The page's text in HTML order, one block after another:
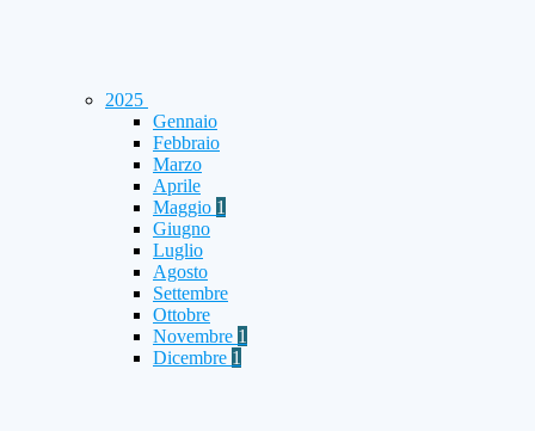
2025
Gennaio
Febbraio
Marzo
Aprile
Maggio 1
Giugno
Luglio
Agosto
Settembre
Ottobre
Novembre 1
Dicembre 1